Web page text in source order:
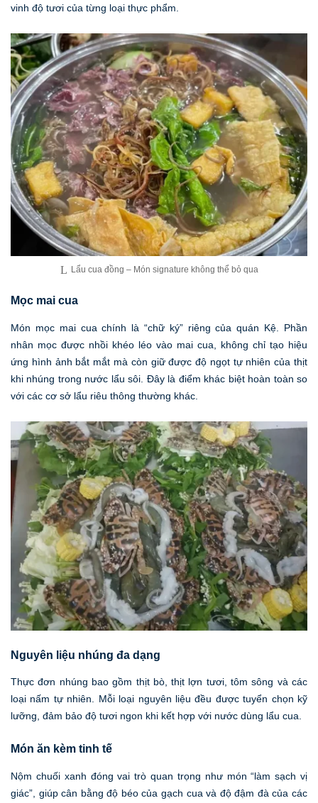
vinh độ tươi của từng loại thực phẩm.
Lẩu cua đồng – Món signature không thể bỏ qua
Mọc mai cua
Món mọc mai cua chính là “chữ ký” riêng của quán Kệ. Phần
nhân mọc được nhồi khéo léo vào mai cua, không chỉ tạo hiệu
ứng hình ảnh bắt mắt mà còn giữ được độ ngọt tự nhiên của thịt
khi nhúng trong nước lẩu sôi. Đây là điểm khác biệt hoàn toàn so
với các cơ sở lẩu riêu thông thường khác.
Nguyên liệu nhúng đa dạng
Thực đơn nhúng bao gồm thịt bò, thịt lợn tươi, tôm sông và các
loại nấm tự nhiên. Mỗi loại nguyên liệu đều được tuyển chọn kỹ
lưỡng, đảm bảo độ tươi ngon khi kết hợp với nước dùng lẩu cua.
Món ăn kèm tinh tế
Nộm chuối xanh đóng vai trò quan trọng như món “làm sạch vị
giác”, giúp cân bằng độ béo của gạch cua và độ đậm đà của các